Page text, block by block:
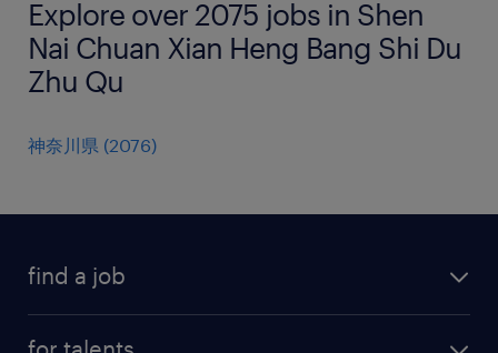
Explore over 2075 jobs in Shen
Nai Chuan Xian Heng Bang Shi Du
Zhu Qu
神奈川県 (2076)
find a job